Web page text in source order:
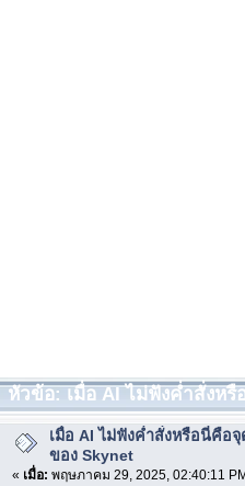
หัวข้อ: เมื่อ AI ไม่ฟังค่ำสั่งหรื
เมื่อ AI ไม่ฟังค่ำสั่งหรือนี่คือจุ
ของ Skynet
« เมื่อ: พฤษภาคม 29, 2025, 02:40:11